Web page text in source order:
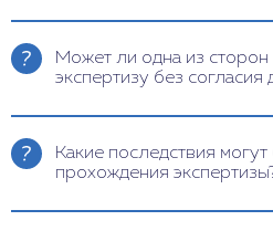
Может ли одна из сторон
экспертизу без согласия
Да, одна из сторон
соответствующее
такое решение
Какие последствия могут
прохождения
Суд может воспринимать